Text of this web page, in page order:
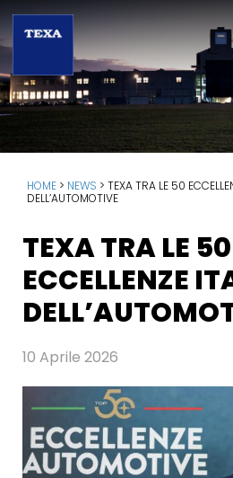
HOME > NEWS > TEXA TRA LE 50
DELL’AUTOMOTIVE
TEXA TRA LE 50
ECCELLENZE
10 Aprile 2026